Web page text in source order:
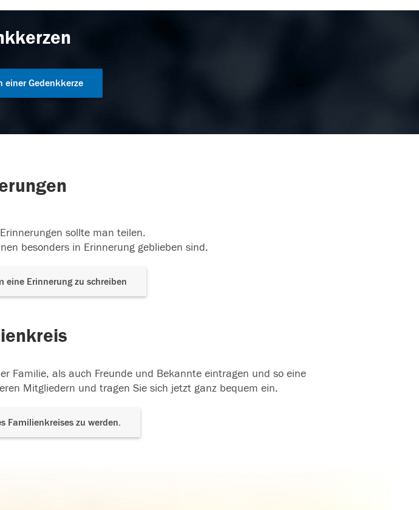
einer Gedenkkerze
sollte man teilen.
besonders in Erinnerung geblieben sind.
eine Erinnerung zu schreiben
Familie, als auch Freunde und Bekannte eintragen und so eine
Mitgliedern und tragen Sie sich jetzt ganz bequem ein.
Familienkreises zu werden.